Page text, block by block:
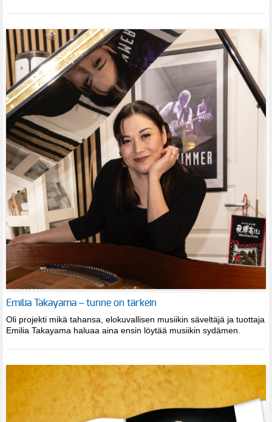
Emilia Takayama – tunne on tärkein
Oli projekti mikä tahansa, elokuvallisen musiikin säveltäjä ja tuottaja
Emilia Takayama haluaa aina ensin löytää musiikin sydämen.